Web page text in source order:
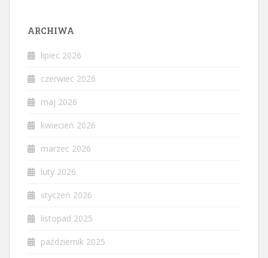
ARCHIWA
lipiec 2026
czerwiec 2026
maj 2026
kwiecień 2026
marzec 2026
luty 2026
styczeń 2026
listopad 2025
październik 2025